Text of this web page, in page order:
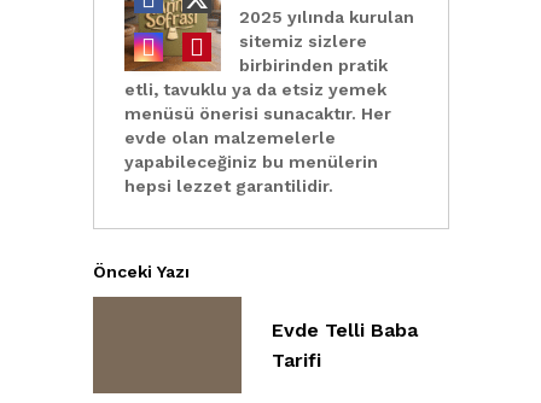
2025 yılında kurulan
sitemiz sizlere
birbirinden pratik
etli, tavuklu ya da etsiz yemek
menüsü önerisi sunacaktır. Her
evde olan malzemelerle
yapabileceğiniz bu menülerin
hepsi lezzet garantilidir.
Önceki Yazı
Evde Telli Baba
Tarifi